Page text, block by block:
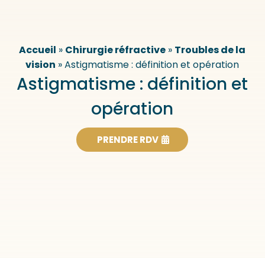
Accueil » Chirurgie réfractive » Troubles de la
vision »Astigmatisme : définition et opération
Astigmatisme : définition et
opération
PRENDRE RDV